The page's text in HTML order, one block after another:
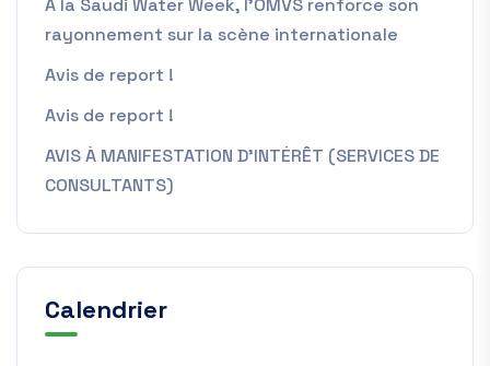
À la Saudi Water Week, l’OMVS renforce son
rayonnement sur la scène internationale
Avis de report !
Avis de report !
AVIS À MANIFESTATION D’INTÉRÊT (SERVICES DE
CONSULTANTS)
Calendrier